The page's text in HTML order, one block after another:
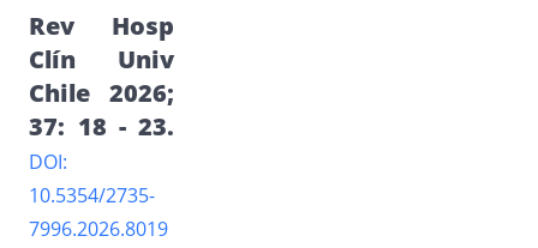
Rev Hosp
Clín Univ
Chile 2026;
37: 18 - 23.
DOI:
10.5354/2735-
7996.2026.8019